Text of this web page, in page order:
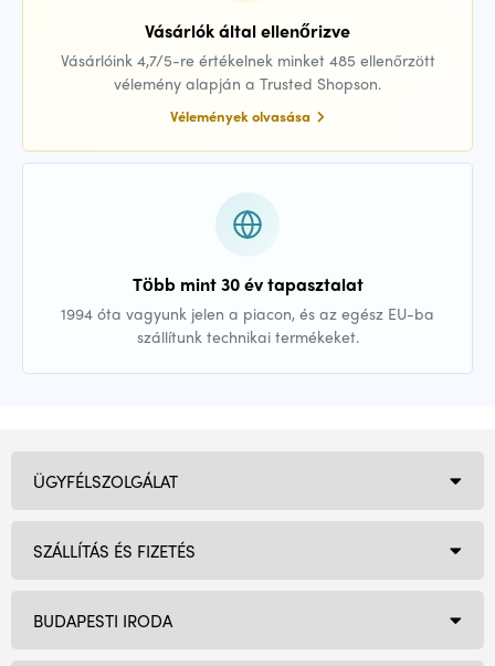
Vásárlók által ellenőrizve
Vásárlóink 4,7/5-re értékelnek minket 485 ellenőrzött
vélemény alapján a Trusted Shopson.
Vélemények olvasása
Több mint 30 év tapasztalat
1994 óta vagyunk jelen a piacon, és az egész EU-ba
szállítunk technikai termékeket.
BUDAPESTI IRODA
ÜGYFÉLSZOLGÁLAT
SZÁLLÍTÁS ÉS FIZETÉS